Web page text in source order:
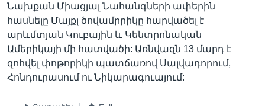
Նախքան Միացյալ Նահանգների ափերին
հասնելը Մայքլ ծովամրրիկը հարվածել է
արևմտյան Կուբային և Կենտրոնական
Ամերիկայի մի հատվածի: Առնվազն 13 մարդ է
զոհվել փոթորիկի պատճառով Սալվադորում,
Հոնդուրասում ու Նիկարագուայում: